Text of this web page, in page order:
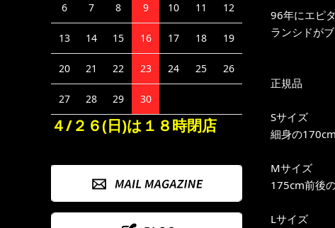
6 7 8 9 10 11 12
13 14 15 16 17 18 19
20 21 22 23 24 25 26
27 28 29 30
４/２６(日)は１８時閉店
96年にエピ
ランシドが
正規品
Sサイズ
細身の
Mサイズ
175cm前後
Lサイズ